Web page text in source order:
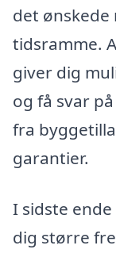
det
tidsramme.
giver dig
og få svar
fra
garantier.
I sidste
dig større